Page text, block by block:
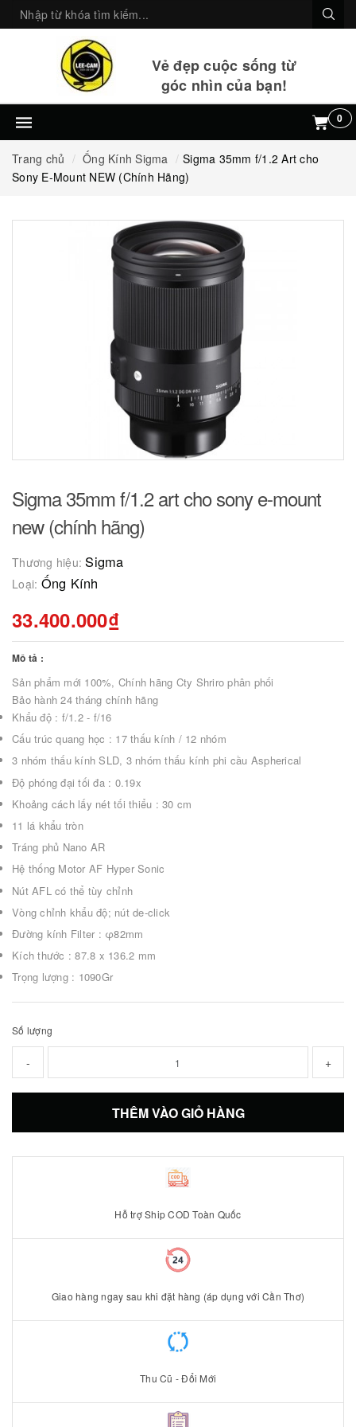
Vẻ đẹp cuộc sống từ
góc nhìn của bạn!
0
Trang chủ Ống Kính Sigma
Sigma 35mm f/1.2 Art cho
Sony E-Mount NEW (Chính Hãng)
Sigma 35mm f/1.2 art cho sony e-mount
new (chính hãng)
Thương hiệu:Sigma
Loại: Ống Kính
33.400.000₫
Mô tả :
Sản phẩm mới 100%, Chính hãng Cty Shriro phân phối
Bảo hành 24 tháng chính hãng
Khẩu độ : f/1.2 - f/16
Cấu trúc quang học : 17 thấu kính / 12 nhóm
3 nhóm thấu kính SLD, 3 nhóm thấu kính phi cầu Aspherical
Độ phóng đại tối đa : 0.19x
Khoảng cách lấy nét tối thiểu : 30 cm
11 lá khẩu tròn
Tráng phủ Nano AR
Hệ thống Motor AF Hyper Sonic
Nút AFL có thể tùy chỉnh
Vòng chỉnh khẩu độ; nút de-click
Đường kính Filter : φ82mm
Kích thước : 87.8 x 136.2 mm
Trọng lượng : 1090Gr
Số lượng
- +
THÊM VÀO GIỎ HÀNG
Hỗ trợ Ship COD Toàn Quốc
Giao hàng ngay sau khi đặt hàng (áp dụng với Cần Thơ)
Thu Cũ - Đổi Mới